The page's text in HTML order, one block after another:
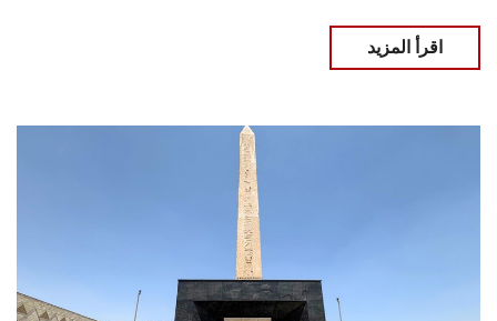
اقرأ المزيد